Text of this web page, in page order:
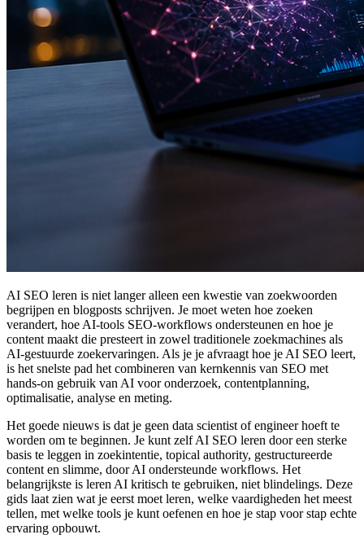
AI SEO leren is niet langer alleen een kwestie van zoekwoorden
begrijpen en blogposts schrijven. Je moet weten hoe zoeken
verandert, hoe AI-tools SEO-workflows ondersteunen en hoe je
content maakt die presteert in zowel traditionele zoekmachines als
AI-gestuurde zoekervaringen. Als je je afvraagt hoe je AI SEO leert,
is het snelste pad het combineren van kernkennis van SEO met
hands-on gebruik van AI voor onderzoek, contentplanning,
optimalisatie, analyse en meting.
Het goede nieuws is dat je geen data scientist of engineer hoeft te
worden om te beginnen. Je kunt zelf AI SEO leren door een sterke
basis te leggen in zoekintentie, topical authority, gestructureerde
content en slimme, door AI ondersteunde workflows. Het
belangrijkste is leren AI kritisch te gebruiken, niet blindelings. Deze
gids laat zien wat je eerst moet leren, welke vaardigheden het meest
tellen, met welke tools je kunt oefenen en hoe je stap voor stap echte
ervaring opbouwt.